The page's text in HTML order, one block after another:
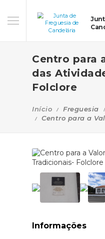
Centro para
das
Folclore
Início Freguesia
Centro para a
Informações